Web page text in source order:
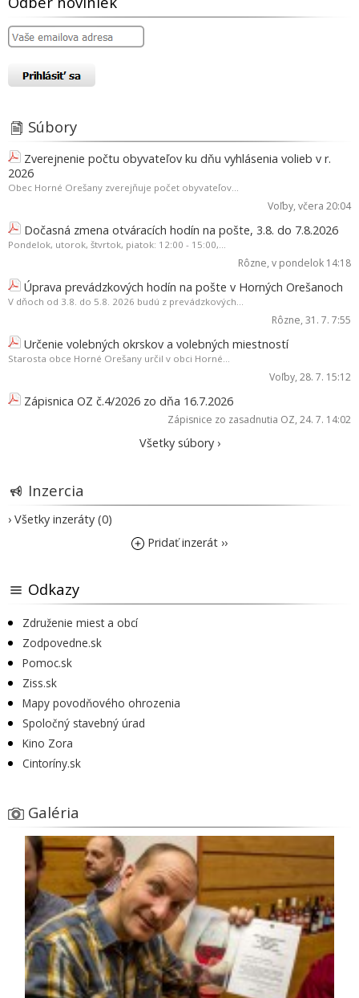
Súbory
Zverejnenie počtu obyvateľov ku dňu vyhlásenia volieb v r.
2026
Obec Horné Orešany zverejňuje počet obyvateľov...
Voľby, včera 20:04
Dočasná zmena otváracích hodín na pošte, 3.8. do 7.8.2026
Pondelok, utorok, štvrtok, piatok: 12:00 - 15:00,...
Rôzne, v pondelok 14:18
Úprava prevádzkových hodín na pošte v Horných Orešanoch
V dňoch od 3.8. do 5.8. 2026 budú z prevádzkových...
Rôzne, 31. 7. 7:55
Určenie volebných okrskov a volebných miestností
Starosta obce Horné Orešany určil v obci Horné...
Voľby, 28. 7. 15:12
Zápisnica OZ č.4/2026 zo dňa 16.7.2026
Zápisnice zo zasadnutia OZ, 24. 7. 14:02
Všetky súbory ›
Inzercia
› Všetky inzeráty (0)
Pridať inzerát ››
Odkazy
Združenie miest a obcí
Zodpovedne.sk
Pomoc.sk
Ziss.sk
Mapy povodňového ohrozenia
Spoločný stavebný úrad
Kino Zora
Cintoríny.sk
Galéria